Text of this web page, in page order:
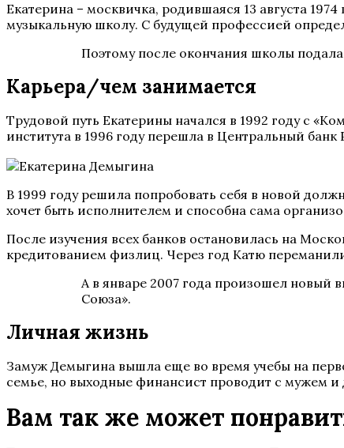
Екатерина – москвичка, родившаяся 13 августа
музыкальную школу. С будущей профессией
Поэтому после окончания школы
Карьера/чем занимается
Трудовой путь Екатерины начался в 1992 году с
института в 1996 году перешла в Центральный
В 1999 году решила попробовать себя в новой
хочет быть исполнителем и способна сама
После изучения всех банков остановилась на
кредитованием физлиц. Через год Катю
А в январе 2007 года произошел новый
Союза».
Личная жизнь
Замуж Демыгина вышла еще во время учебы на
семье, но выходные финансист проводит с мужем
Вам так же может